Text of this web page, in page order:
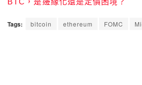
BTC，是邊緣化還是定價困境？
Tags: bitcoin ethereum FOMC